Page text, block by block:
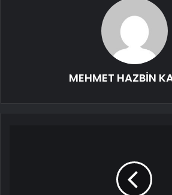
MEHMET HAZBİN